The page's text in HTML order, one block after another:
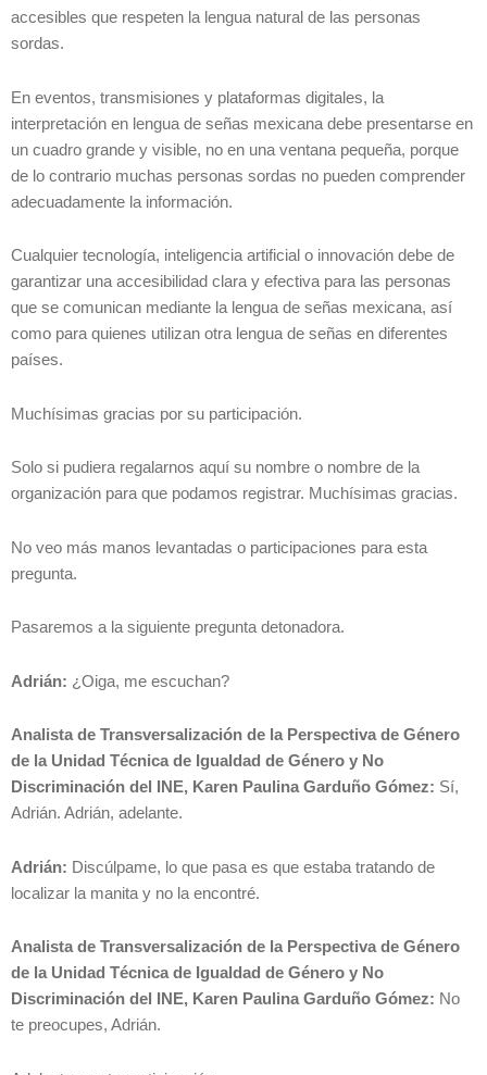
accesibles que respeten la lengua natural de las personas
sordas.
En eventos, transmisiones y plataformas digitales, la
interpretación en lengua de señas mexicana debe presentarse en
un cuadro grande y visible, no en una ventana pequeña, porque
de lo contrario muchas personas sordas no pueden comprender
adecuadamente la información.
Cualquier tecnología, inteligencia artificial o innovación debe de
garantizar una accesibilidad clara y efectiva para las personas
que se comunican mediante la lengua de señas mexicana, así
como para quienes utilizan otra lengua de señas en diferentes
países.
Muchísimas gracias por su participación.
Solo si pudiera regalarnos aquí su nombre o nombre de la
organización para que podamos registrar. Muchísimas gracias.
No veo más manos levantadas o participaciones para esta
pregunta.
Pasaremos a la siguiente pregunta detonadora.
Adrián: ¿Oiga, me escuchan?
Analista de Transversalización de la Perspectiva de Género
de la Unidad Técnica de Igualdad de Género y No
Discriminación del INE, Karen Paulina Garduño Gómez: Sí,
Adrián. Adrián, adelante.
Adrián: Discúlpame, lo que pasa es que estaba tratando de
localizar la manita y no la encontré.
Analista de Transversalización de la Perspectiva de Género
de la Unidad Técnica de Igualdad de Género y No
Discriminación del INE, Karen Paulina Garduño Gómez: No
te preocupes, Adrián.